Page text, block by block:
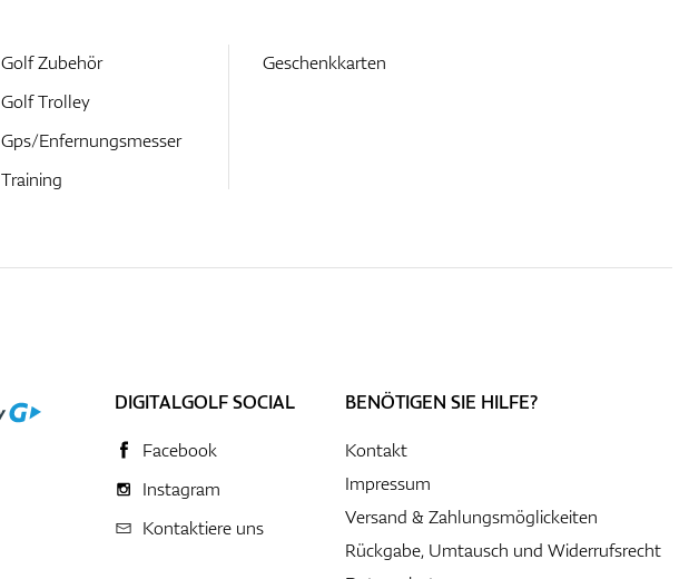
Golf Zubehör
Golf Trolley
Gps/Enfernungsmesser
Training
Geschenkkarten
DIGITALGOLF SOCIAL
Facebook
Instagram
Kontaktiere uns
BENÖTIGEN SIE HILFE?
Kontakt
Impressum
Versand & Zahlungsmöglickeiten
Rückgabe, Umtausch und Widerrufsrecht